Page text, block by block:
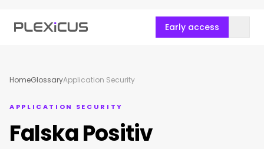
Early access
HomeGlossaryApplication Security
APPLICATION SECURITY
Falska Positiv